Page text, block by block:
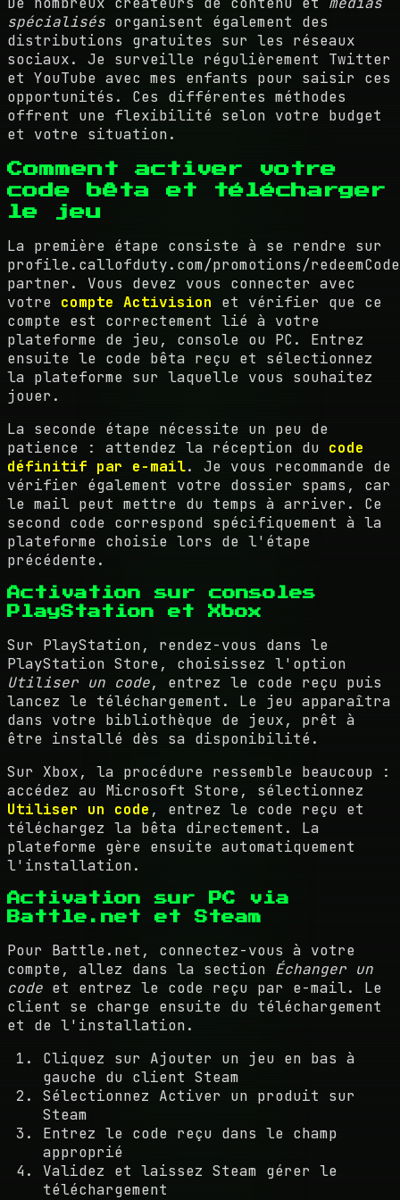
spécialisés organisent également des
distributions gratuites sur les réseaux
sociaux. Je surveille régulièrement Twitter
et YouTube avec mes enfants pour saisir ces
opportunités. Ces différentes méthodes
offrent une flexibilité selon votre budget
et votre situation.
Comment activer votre
code bêta et télécharger
le jeu
La première étape consiste à se rendre sur
profile.callofduty.com/promotions/
partner. Vous devez vous connecter avec
votre compte Activision et vérifier que ce
compte est correctement lié à votre
plateforme de jeu, console ou PC. Entrez
ensuite le code bêta reçu et sélectionnez
la plateforme sur laquelle vous souhaitez
jouer.
La seconde étape nécessite un peu de
patience : attendez la réception du code
définitif par e-mail. Je vous recommande de
vérifier également votre dossier spams, car
le mail peut mettre du temps à arriver. Ce
second code correspond spécifiquement à la
plateforme choisie lors de l'étape
précédente.
Activation sur consoles
PlayStation et Xbox
Sur PlayStation, rendez-vous dans le
PlayStation Store, choisissez l'option
Utiliser un code, entrez le code reçu puis
lancez le téléchargement. Le jeu apparaîtra
dans votre bibliothèque de jeux, prêt à
être installé dès sa disponibilité.
Sur Xbox, la procédure ressemble beaucoup :
accédez au Microsoft Store, sélectionnez
Utiliser un code , entrez le code reçu et
téléchargez la bêta directement. La
plateforme gère ensuite automatiquement
l'installation.
Activation sur PC via
Battle.net et Steam
Pour Battle.net, connectez-vous à votre
compte, allez dans la section Échanger un
code et entrez le code reçu par e-mail. Le
client se charge ensuite du téléchargement
et de l'installation.
Cliquez sur Ajouter un jeu en bas à
gauche du client Steam
Sélectionnez Activer un produit sur
Steam
Entrez le code reçu dans le champ
approprié
Validez et laissez Steam gérer le
téléchargement